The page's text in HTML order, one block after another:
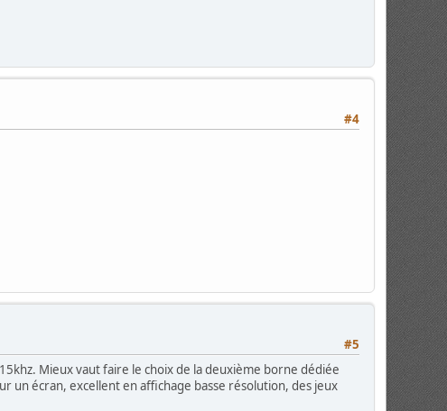
#4
#5
Mieux vaut faire le choix de la deuxième borne dédiée
un écran, excellent en affichage basse résolution, des jeux